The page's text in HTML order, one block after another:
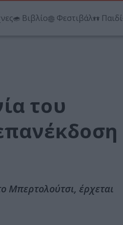
Βιβλίο Φεστιβάλ Παιδί
του
Μπερτολούτσι, έρχεται